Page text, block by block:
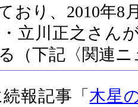
おり、2010年8
立川正之さん
（下記〈関連
報記事「木星